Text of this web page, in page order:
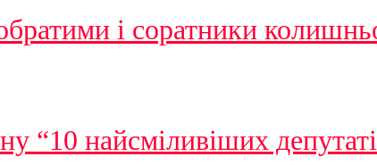
і соратники
“10 найсміливіших